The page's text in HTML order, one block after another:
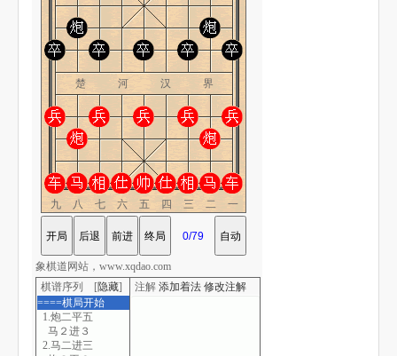
楚 河 汉 界
九八七六五四三二一
棋谱序列 [隐藏]
====棋局开始
1.炮二平五
马２进３
2.马二进三
注解 添加着法 修改注解
象棋道网站，www.xqdao.com